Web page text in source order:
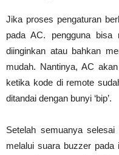
Jika proses pengaturan
pada AC. pengguna bisa
diinginkan atau bahkan
mudah. Nantinya, AC
ketika kode di remote
ditandai dengan bunyi ‘bip’.
Setelah semuanya
melalui suara buzzer pada